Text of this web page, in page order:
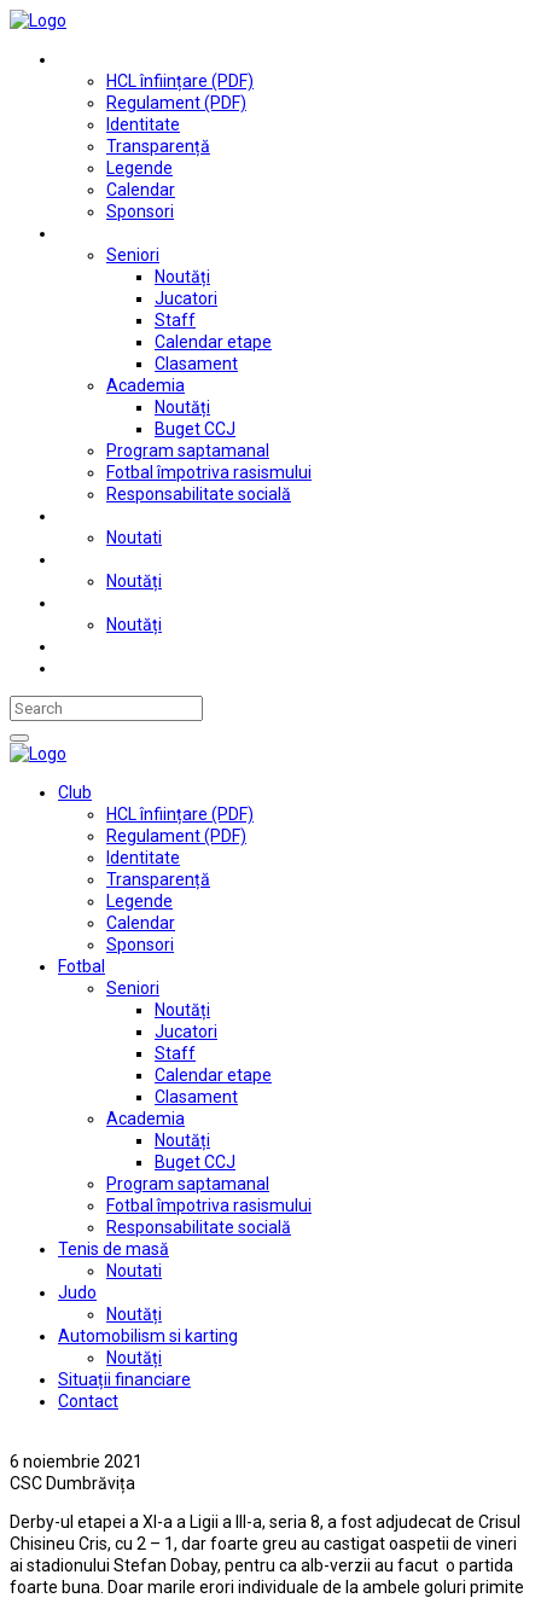
HCL înființare (PDF)
Regulament (PDF)
Identitate
Transparență
Legende
Calendar
Sponsori
Seniori
Noutăți
Jucatori
Staff
Calendar etape
Clasament
Academia
Noutăți
Buget CCJ
Program saptamanal
Fotbal împotriva rasismului
Responsabilitate socială
Noutati
Noutăți
Noutăți
Club
HCL înființare (PDF)
Regulament (PDF)
Identitate
Transparență
Legende
Calendar
Sponsori
Fotbal
Seniori
Noutăți
Jucatori
Staff
Calendar etape
Clasament
Academia
Noutăți
Buget CCJ
Program saptamanal
Fotbal împotriva rasismului
Responsabilitate socială
Tenis de masă
Noutati
Judo
Noutăți
Automobilism si karting
Noutăți
Situații financiare
Contact
6 noiembrie 2021
CSC Dumbrăvița
Derby-ul etapei a XI-a a Ligii a III-a, seria 8, a fost adjudecat de Crisul
Chisineu Cris, cu 2 – 1, dar foarte greu au castigat oaspetii de vineri
ai stadionului Stefan Dobay, pentru ca alb-verzii au facut o partida
foarte buna. Doar marile erori individuale de la ambele goluri primite